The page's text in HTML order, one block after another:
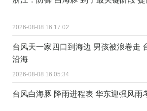
2026-08-08 16:17:02
台风天一家四口到海边 男孩被浪卷走
沿海
2026-08-08 16:05:34
台风白海豚 降雨进程表 华东迎强风雨